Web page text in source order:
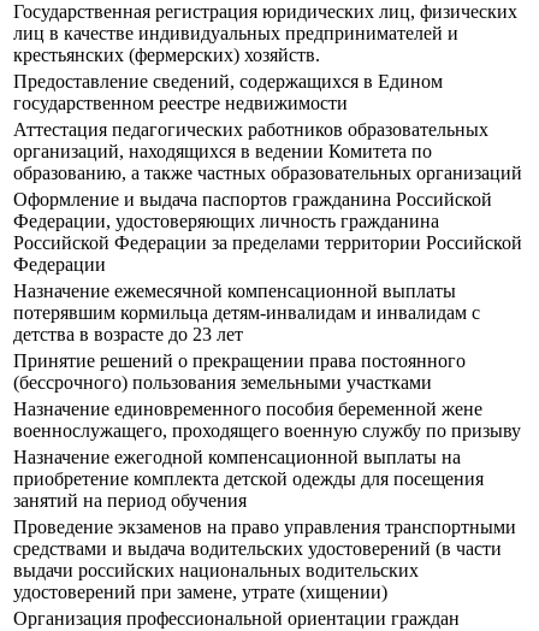
Государственная регистрация юридических лиц, физических
лиц в качестве индивидуальных предпринимателей и
крестьянских (фермерских) хозяйств.
Предоставление сведений, содержащихся в Едином
государственном реестре недвижимости
Аттестация педагогических работников образовательных
организаций, находящихся в ведении Комитета по
образованию, а также частных образовательных организаций
Оформление и выдача паспортов гражданина Российской
Федерации, удостоверяющих личность гражданина
Российской Федерации за пределами территории Российской
Федерации
Назначение ежемесячной компенсационной выплаты
потерявшим кормильца детям-инвалидам и инвалидам с
детства в возрасте до 23 лет
Принятие решений о прекращении права постоянного
(бессрочного) пользования земельными участками
Назначение единовременного пособия беременной жене
военнослужащего, проходящего военную службу по призыву
Назначение ежегодной компенсационной выплаты на
приобретение комплекта детской одежды для посещения
занятий на период обучения
Прoведение экзаменов на право управления транспортными
средствами и выдача водительских удостоверений (в части
выдачи российских национальных водительских
удостоверений при замене, утрате (хищении)
Организация профессиональной ориентации граждан